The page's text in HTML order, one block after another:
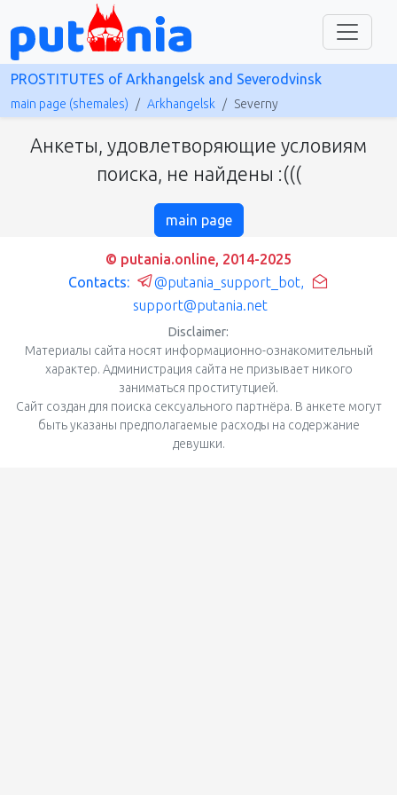
PROSTITUTES of Arkhangelsk and Severodvinsk
main page (shemales) Arkhangelsk Severny
Анкеты, удовлетворяющие условиям
поиска, не найдены :(((
main page
© putania.online, 2014-2025
Contacts:
@putania_support_bot,
support@putania.net
Disclaimer:
Материалы сайта носят информационно-ознакомительный
характер. Администрация сайта не призывает никого
заниматься проститутцией.
Сайт создан для поиска сексуального партнёра. В анкете могут
быть указаны предполагаемые расходы на содержание
девушки.